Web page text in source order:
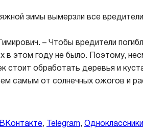
зимы вымерзли все
– Чтобы вредители
в этом году не было. Поэтому,
стоит обработать деревья и
самым от солнечных ожогов и
ВКонтакте, Telegram, Одноклассники